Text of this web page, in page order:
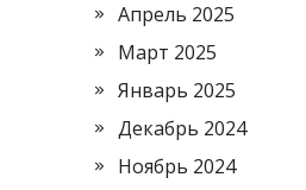
Апрель 2025
Март 2025
Январь 2025
Декабрь 2024
Ноябрь 2024